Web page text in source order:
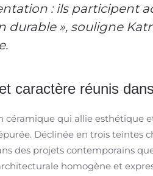
: ils participent
durable », souligne
caractère réunis
céramique qui allie
Déclinée en trois teintes
des projets contemporains
homogène et